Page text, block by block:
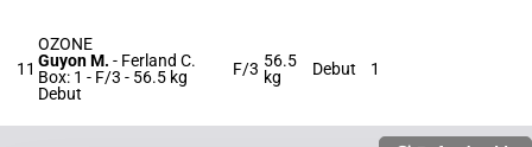
11
OZONE
Guyon M. - Ferland C.
Box: 1 - F/3 - 56.5 kg
Debut
F/3 56.5
kg
Debut 1